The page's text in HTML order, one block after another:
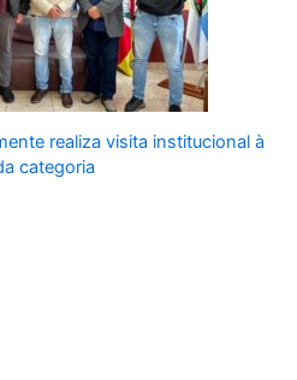
realiza visita institucional à
categoria